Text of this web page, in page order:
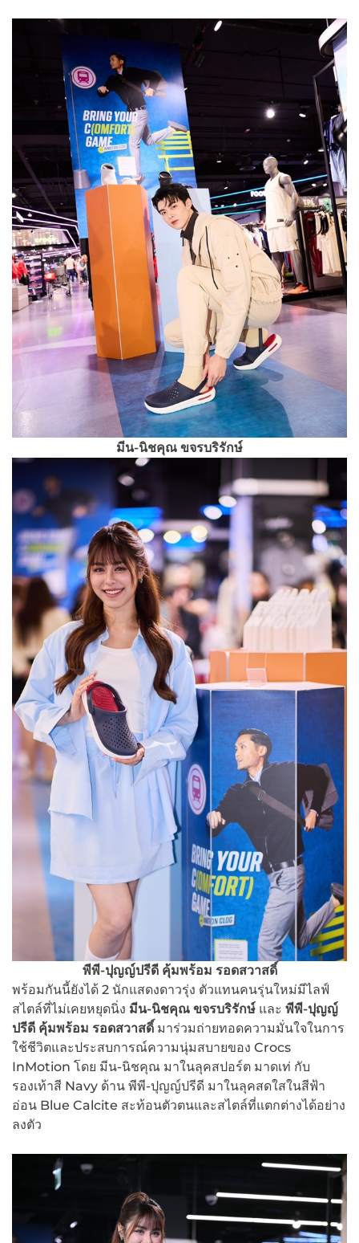
มีน-นิชคุณ ขจรบริรักษ์
พีพี-ปุญญ์ปรีดี คุ้มพร้อม รอดสวาสดิ์
พร้อมกันนี้ยังได้ 2 นักแสดงดาวรุ่ง ตัวแทนคนรุ่นใหม่มีไลฟ์
สไตล์ที่ไม่เคยหยุดนิ่ง มีน-นิชคุณ ขจรบริรักษ์ และ พีพี-ปุญญ์
ปรีดี คุ้มพร้อม รอดสวาสดิ์ มาร่วมถ่ายทอดความมั่นใจในการ
ใช้ชีวิตและประสบการณ์ความนุ่มสบายของ Crocs
InMotion โดย มีน-นิชคุณ มาในลุคสปอร์ต มาดเท่ กับ
รองเท้าสี Navy ด้าน พีพี-ปุญญ์ปรีดี มาในลุคสดใสในสีฟ้า
อ่อน Blue Calcite สะท้อนตัวตนและสไตล์ที่แตกต่างได้อย่าง
ลงตัว